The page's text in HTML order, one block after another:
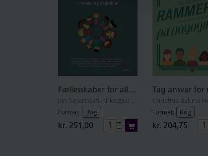
Fællesskaber for alle - I skoler og dagtilbud
Format:
Bog
kr. 251,00
Format:
Bog
kr. 204,75